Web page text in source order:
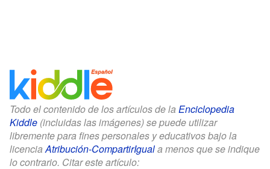
Todo el contenido de los artículos de la Enciclopedia
Kiddle (incluidas las imágenes) se puede utilizar
libremente para fines personales y educativos bajo la
licencia Atribución-CompartirIguala menos que se indique
lo contrario. Citar este artículo: